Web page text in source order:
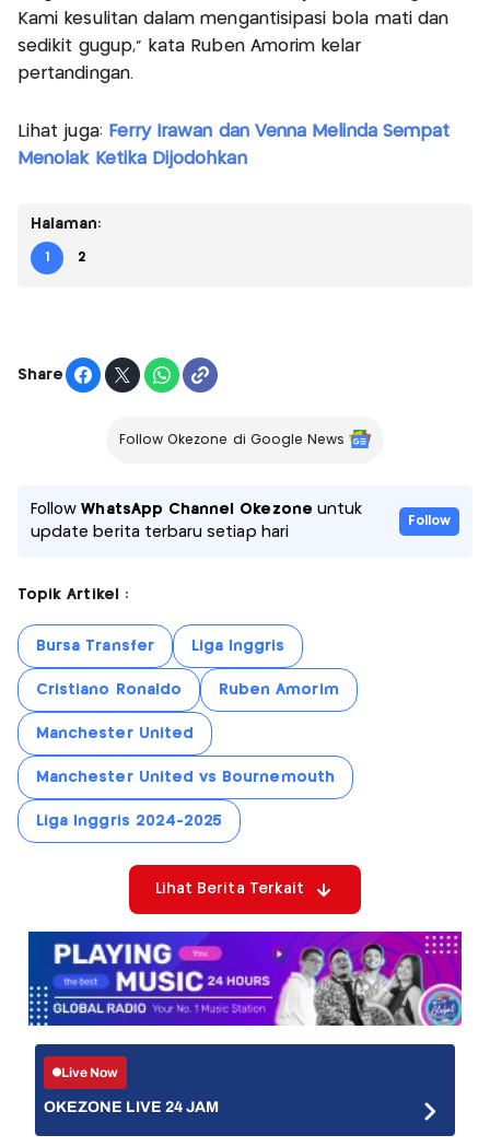
Kami kesulitan dalam mengantisipasi bola mati dan
sedikit gugup,” kata Ruben Amorim kelar
pertandingan.
Lihat juga: Ferry Irawan dan Venna Melinda Sempat
Menolak Ketika Dijodohkan
Halaman:
1 2
Share
Follow Okezone di Google News
FollowWhatsApp Channel Okezone untuk
update berita terbaru setiap hari
Follow
Topik Artikel :
Bursa Transfer Liga Inggris
Cristiano Ronaldo Ruben Amorim
Manchester United
Manchester United vs Bournemouth
Liga Inggris 2024-2025
Lihat Berita Terkait
Live Now
OKEZONE LIVE 24 JAM